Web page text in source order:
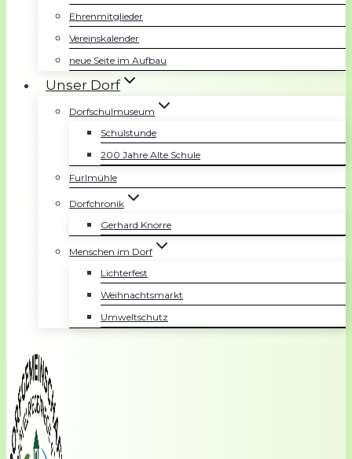
Ehrenmitglieder
Vereinskalender
neue Seite im Aufbau
Unser Dorf
Dorfschulmuseum
Schulstunde
200 Jahre Alte Schule
Furlmühle
Dorfchronik
Gerhard Knorre
Menschen im Dorf
Lichterfest
Weihnachtsmarkt
Umweltschutz